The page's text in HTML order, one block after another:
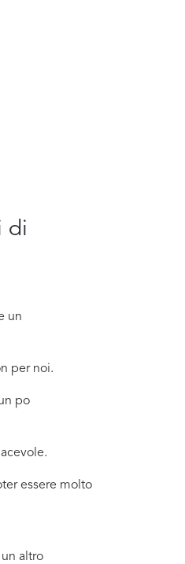
di
un
per noi.
po
essere molto
altro